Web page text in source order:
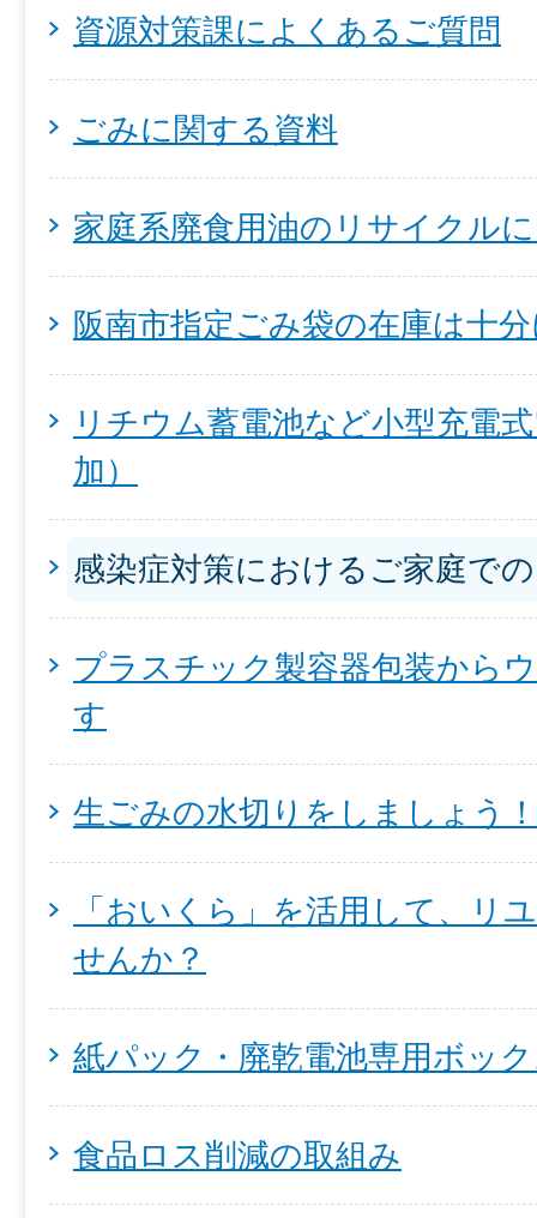
資源対策課によくあるご質問
ごみに関する資料
家庭系廃食用油のリサイクル
阪南市指定ごみ袋の在庫は十
リチウム蓄電池など小型充電
加）
感染症対策におけるご家庭で
プラスチック製容器包装から
す
生ごみの水切りをしましょう！
「おいくら」を活用して、リ
せんか？
紙パック・廃乾電池専用ボッ
食品ロス削減の取組み